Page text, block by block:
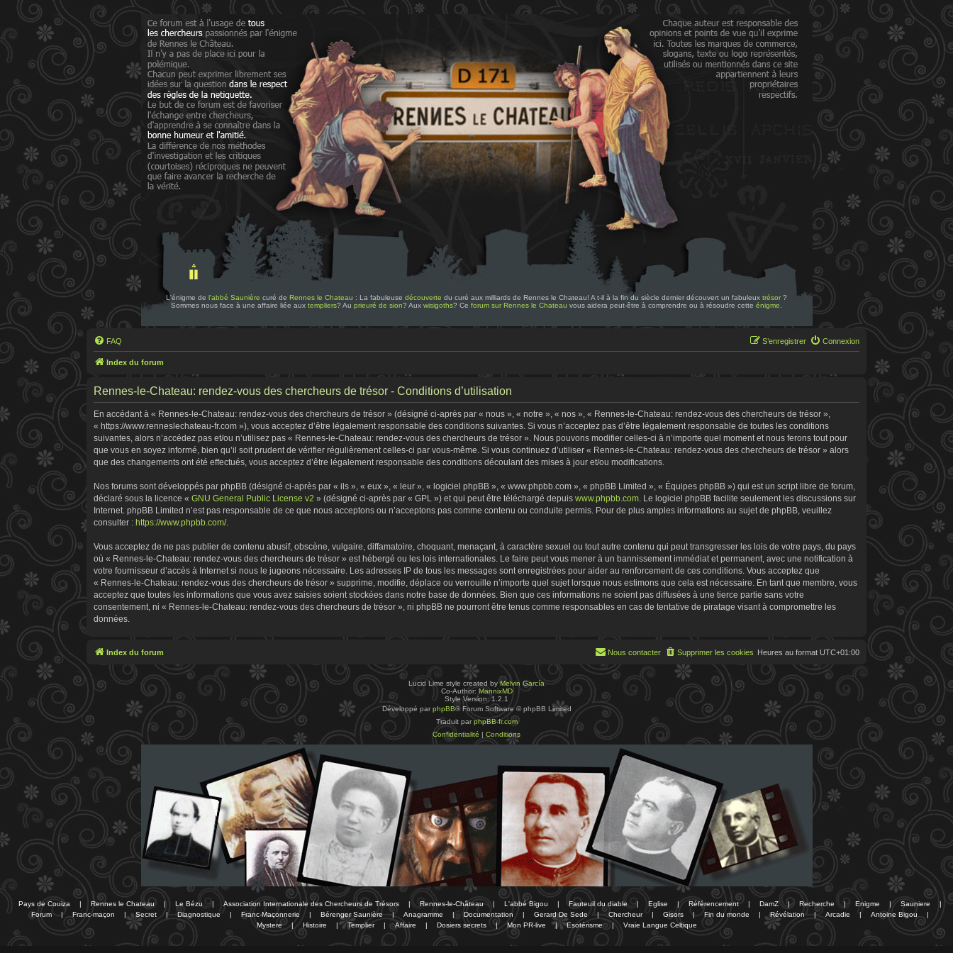
L'énigme de l'abbé Saunière curé de Rennes le Chateau : La fabuleuse découverte du curé aux milliards de Rennes le Chateau! A t-il à la fin du siècle dernier découvert un fabuleux trésor ?
Sommes nous face à une affaire liée aux templiers? Au prieuré de sion? Aux wisigoths? Ce forum sur Rennes le Chateau vous aidera peut-être à comprendre ou à résoudre cette énigme
FAQ Connexion
S’enregistrer
Index du forum
Rennes-le-Chateau: rendez-vous des chercheurs de trésor - Conditions d’utilisation
En accédant à « Rennes-le-Chateau: rendez-vous des chercheurs de trésor » (désigné ci-après par « nous », « notre », « nos », « Rennes-le-Chateau: rendez-vous des chercheurs de trésor »,
« https://www.renneslechateau-fr.com »), vous acceptez d’être légalement responsable des conditions suivantes. Si vous n’acceptez pas d’être légalement responsable de toutes les conditions
suivantes, alors n’accédez pas et/ou n’utilisez pas « Rennes-le-Chateau: rendez-vous des chercheurs de trésor ». Nous pouvons modifier celles-ci à n’importe quel moment et nous ferons tout pour
que vous en soyez informé, bien qu’il soit prudent de vérifier régulièrement celles-ci par vous-même. Si vous continuez d’utiliser « Rennes-le-Chateau: rendez-vous des chercheurs de trésor » alors
que des changements ont été effectués, vous acceptez d’être légalement responsable des conditions découlant des mises à jour et/ou modifications.
Nos forums sont développés par phpBB (désigné ci-après par « ils », « eux », « leur », « logiciel phpBB », « www.phpbb.com », « phpBB Limited », « Équipes phpBB ») qui est un script libre de forum,
déclaré sous la licence « GNU General Public License v2 » (désigné ci-après par « GPL ») et qui peut être téléchargé depuis www.phpbb.com. Le logiciel phpBB facilite seulement les discussions sur
Internet. phpBB Limited n’est pas responsable de ce que nous acceptons ou n’acceptons pas comme contenu ou conduite permis. Pour de plus amples informations au sujet de phpBB, veuillez
consulter : https://www.phpbb.com/.
Vous acceptez de ne pas publier de contenu abusif, obscène, vulgaire, diffamatoire, choquant, menaçant, à caractère sexuel ou tout autre contenu qui peut transgresser les lois de votre pays, du pays
où « Rennes-le-Chateau: rendez-vous des chercheurs de trésor » est hébergé ou les lois internationales. Le faire peut vous mener à un bannissement immédiat et permanent, avec une notification à
votre fournisseur d’accès à Internet si nous le jugeons nécessaire. Les adresses IP de tous les messages sont enregistrées pour aider au renforcement de ces conditions. Vous acceptez que
« Rennes-le-Chateau: rendez-vous des chercheurs de trésor » supprime, modifie, déplace ou verrouille n’importe quel sujet lorsque nous estimons que cela est nécessaire. En tant que membre, vous
acceptez que toutes les informations que vous avez saisies soient stockées dans notre base de données. Bien que ces informations ne soient pas diffusées à une tierce partie sans votre
consentement, ni « Rennes-le-Chateau: rendez-vous des chercheurs de trésor », ni phpBB ne pourront être tenus comme responsables en cas de tentative de piratage visant à compromettre les
données.
Index du forum Heures au format UTC+01:00
Supprimer les cookies
Nous contacter
Lucid Lime style created byMelvin García
Co-Author: MannixMD
Style Version: 1.2.1
Développé par phpBB® Forum Software © phpBB Limited
Traduit par phpBB-fr.com
Confidentialité | Conditions
Pays de Couiza | Rennes le Chateau | Le Bézu | Association Internationale des Chercheurs de Trésors | Rennes-le-Château | L'abbé Bigou | Fauteuil du diable | Eglise | Référencement | DamZ | Recherche | Enigme | Sauniere
|
Forum
| Franc-maçon | Secret | Diagnostique | Franc-Maçonnerie | Bérenger Saunière | Anagramme | Documentation | Gerard De Sede | Chercheur | Gisors | Fin du monde | Révélation | Arcadie | Antoine Bigou
|
Mystere
| Histoire | Templier | Affaire | Dosiers secrets | Mon PR-live | Esotérisme | Vraie Langue Celtique